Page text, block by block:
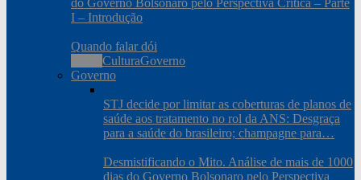
do Governo Bolsonaro pelo Perspectiva Crítica – Parte
I – Introdução
Quando falar dói
CulturaGoverno
Governo
STJ decide por limitar as coberturas de planos de
saúde aos tratamento no rol da ANS: Desgraça
para a saúde do brasileiro; champagne para…
Desmistificando o Mito. Análise de mais de 1000
dias do Governo Bolsonaro pelo Perspectiva